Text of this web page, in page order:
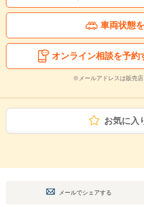
車両状態
オンライン相談を予約
※メールアドレスは販売店
お気に入
メールでシェアする